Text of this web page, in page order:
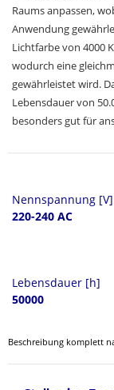
Raums anpassen,
Anwendung
Lichtfarbe von 4000
wodurch eine
gewährleistet wird.
Lebensdauer von
besonders gut für
Nennspannung [V]
220-240 AC
Lebensdauer [h]
50000
Beschreibung komplett